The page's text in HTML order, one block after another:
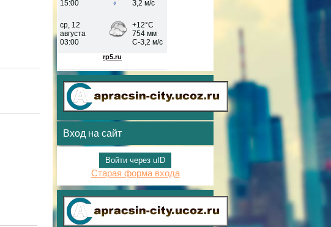
Вход на сайт
Войти через uID
Старая форма входа